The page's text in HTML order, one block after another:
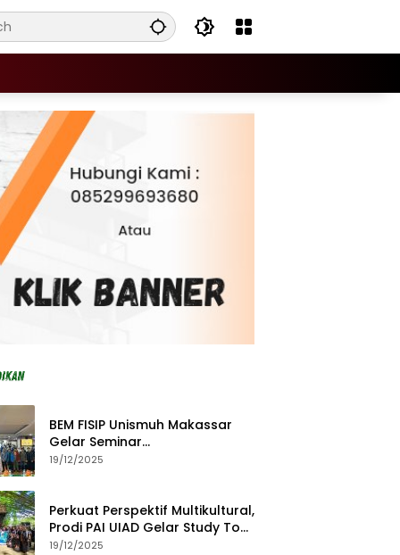
BEM FISIP Unismuh Makassar
Gelar Seminar
Keperempuanan, Bahas
19/12/2025
Perkuat Perspektif Multikultural,
Prodi PAI UIAD Gelar Study Tour
ke Kajang
19/12/2025